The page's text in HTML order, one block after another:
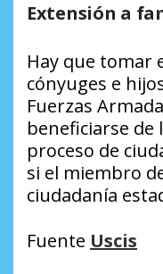
Extensión a
Hay que tomar
cónyuges e
Fuerzas
beneficiarse de
proceso de
si el miembro
ciudadanía
Fuente Uscis